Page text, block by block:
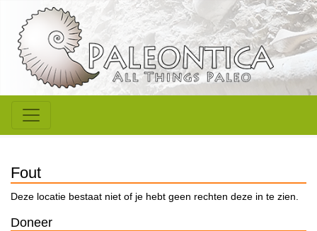
Fout
Deze locatie bestaat niet of je hebt geen rechten deze in te zien.
Doneer